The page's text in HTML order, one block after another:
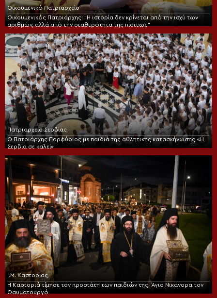
Οικουμενικό Πατριαρχείο
Οικουμενικός Πατριάρχης: “Η ιστορία δεν κρίνεται από την ισχύ των
αριθμών, αλλά από την σταθερότητα της πίστεως”
Πατριαρχείο Σερβίας
Ο Πατριάρχης Πορφύριος με παιδιά της αθλητικής κατασκήνωσης «Η
Σερβία σε καλεί»
Ι.Μ. Καστορίας
Η Καστοριά τίμησε τον προστάτη των παιδιών της, Άγιο Νικάνορα τον
Θαυματουργό